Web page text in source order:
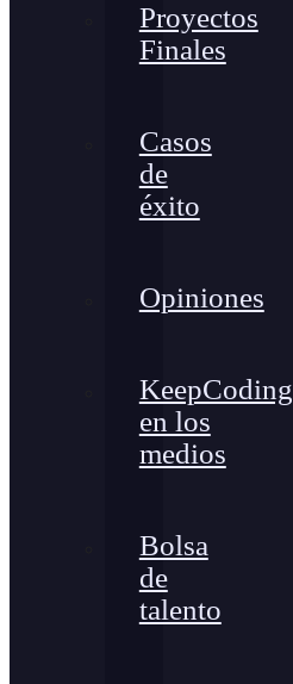
Proyectos
Finales
Casos
de
éxito
Opiniones
KeepCoding
en los
medios
Bolsa
de
talento